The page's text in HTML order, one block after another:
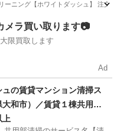
ーニング【ホワイトダッシュ】 注
埼玉 さいたま市
メラ買い取ります📷
限買取します
Ad
ュの賃貸マンション清掃ス
和市）／賃貸１棟共用部
集】
上